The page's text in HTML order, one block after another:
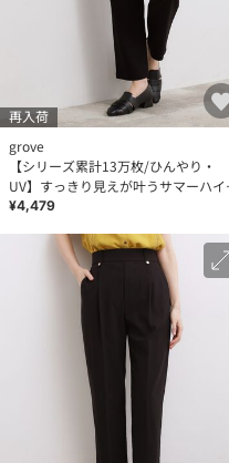
再入荷
grove
【シリーズ累計13万枚/ひんやり・
UV】すっきり見えが叶うサマーハイ
ーストレッチ テーパードパンツ
¥4,479